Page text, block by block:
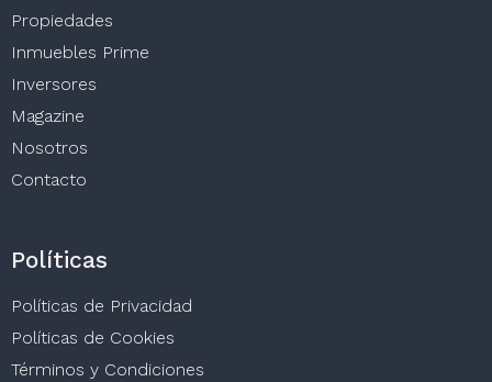
Propiedades
Inmuebles Prime
Inversores
Magazine
Nosotros
Contacto
Políticas
Políticas de Privacidad
Políticas de Cookies
Términos y Condiciones